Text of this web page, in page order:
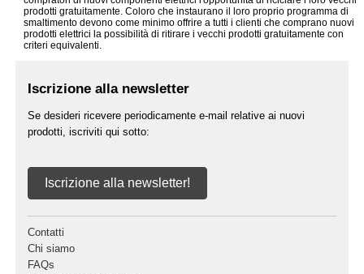
prodotti gratuitamente. Coloro che instaurano il loro proprio programma di
smaltimento devono come minimo offrire a tutti i clienti che comprano nuovi
prodotti elettrici la possibilità di ritirare i vecchi prodotti gratuitamente con
criteri equivalenti.
Iscrizione alla newsletter
Se desideri ricevere periodicamente e-mail relative ai nuovi
prodotti, iscriviti qui sotto:
Iscrizione alla newsletter!
Contatti
Chi siamo
FAQs